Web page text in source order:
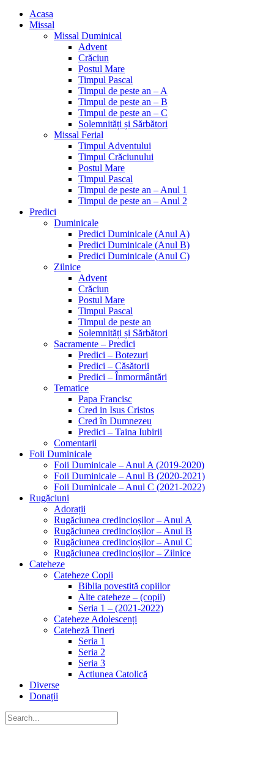
Acasa
Missal
Missal Duminical
Advent
Crăciun
Postul Mare
Timpul Pascal
Timpul de peste an – A
Timpul de peste an – B
Timpul de peste an – C
Solemnități și Sărbători
Missal Ferial
Timpul Adventului
Timpul Crăciunului
Postul Mare
Timpul Pascal
Timpul de peste an – Anul 1
Timpul de peste an – Anul 2
Predici
Duminicale
Predici Duminicale (Anul A)
Predici Duminicale (Anul B)
Predici Duminicale (Anul C)
Zilnice
Advent
Crăciun
Postul Mare
Timpul Pascal
Timpul de peste an
Solemnități și Sărbători
Sacramente – Predici
Predici – Botezuri
Predici – Căsătorii
Predici – Înmormântări
Tematice
Papa Francisc
Cred in Isus Cristos
Cred în Dumnezeu
Predici – Taina Iubirii
Comentarii
Foii Duminicale
Foii Duminicale – Anul A (2019-2020)
Foii Duminicale – Anul B (2020-2021)
Foii Duminicale – Anul C (2021-2022)
Rugăciuni
Adorații
Rugăciunea credincioșilor – Anul A
Rugăciunea credincioșilor – Anul B
Rugăciunea credincioșilor – Anul C
Rugăciunea credincioșilor – Zilnice
Cateheze
Cateheze Copii
Biblia povestită copiilor
Alte cateheze – (copii)
Seria 1 – (2021-2022)
Cateheze Adolescenți
Cateheză Tineri
Seria 1
Seria 2
Seria 3
Actiunea Catolică
Diverse
Donații